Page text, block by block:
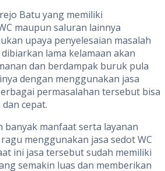
Batu yang memiliki
maupun saluran lainnya
upaya penyelesaian masalah
lama kelamaan akan
dan berdampak buruk pula
dengan menggunakan jasa
permasalahan tersebut bisa
cepat.
banyak manfaat serta layanan
menggunakan jasa sedot WC
ini jasa tersebut sudah memiliki
semakin luas dan memberikan